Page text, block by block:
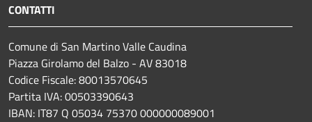
CONTATTI
Comune di San Martino Valle Caudina
Piazza Girolamo del Balzo - AV 83018
Codice Fiscale: 80013570645
Partita IVA: 00503390643
IBAN: IT87 Q 05034 75370 000000089001